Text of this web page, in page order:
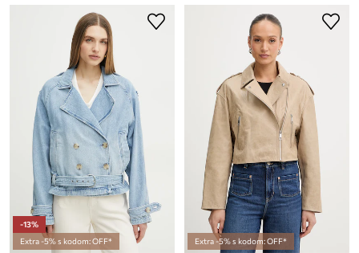
-13%
Extra -5% s kodom: OFF*
Extra -5% s kodom: OFF*